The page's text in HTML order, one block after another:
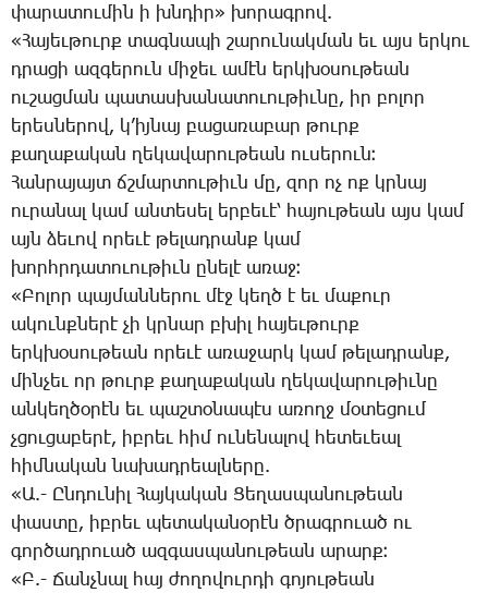
փա­րա­տու­մին ի խնդիր» խո­րագ­րով.
«­Հա­յեւ­թուրք տագ­նա­պի շա­րու­նակ­ման եւ այս եր­կու
դրա­ցի ազ­գե­րուն մի­ջեւ ա­մէն երկ­խօ­սու­թեան
ու­շաց­ման պա­տաս­խա­նա­տո­ւու­թիւ­նը, իր բո­լոր
ե­րես­նե­րով, կ­’իյ­նայ բա­ցա­ռա­բար թուրք
քա­ղա­քա­կան ղե­կա­վա­րու­թեան ու­սե­րուն։
­Հան­րա­յայտ ճշմար­տու­թիւն մը, զոր ոչ ոք կրնայ
ու­րա­նալ կամ ան­տե­սել եր­բե­ւէ՝ հա­յու­թեան այս կամ
այն ձե­ւով ո­րե­ւէ թե­լադ­րանք կամ
խորհր­դա­տո­ւու­թիւն ը­նե­լէ ա­ռաջ։
«­Բո­լոր պայ­ման­նե­րու մէջ կեղծ է եւ մա­քուր
ա­կունք­նե­րէ չի կրնար բխիլ հա­յեւ­թուրք
երկ­խօ­սու­թեան ո­րե­ւէ ա­ռա­ջարկ կամ թե­լադ­րանք,
մին­չեւ որ թուրք քա­ղա­քա­կան ղե­կա­վա­րու­թիւ­նը
ան­կեղ­ծօ­րէն եւ պաշ­տօ­նա­պէս ա­ռողջ մօ­տե­ցում
չցու­ցա­բե­րէ, իբ­րեւ հիմ ու­նե­նա­լով հե­տե­ւեալ
հիմ­նա­կան նա­խադ­րեալ­նե­րը.
«Ա.- Ըն­դու­նիլ ­Հայ­կա­կան ­Ցե­ղաս­պա­նու­թեան
փաս­տը, իբ­րեւ պե­տա­կա­նօ­րէն ծրագ­րո­ւած ու
գոր­ծադ­րո­ւած ազ­գաս­պա­նու­թեան ա­րարք։
«Բ.- ­Ճանչ­նալ հայ ժո­ղո­վուր­դի գո­յու­թեան